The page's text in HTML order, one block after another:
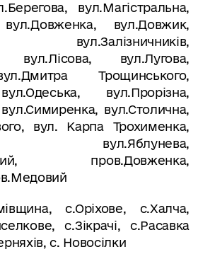
вул.Магістральна,
вул.Довженка, вул.Довжик,
вул.Залізничників,
вул.Лісова, вул.Лугова,
Трощинського,
вул.Прорізна,
вул.Столична,
вул. Карпа Трохименка,
вул.Яблунева,
пров.Довженка,
с.Оріхове, с.Халча,
,с.Зікрачі, с.Расавка
с. Новосілки